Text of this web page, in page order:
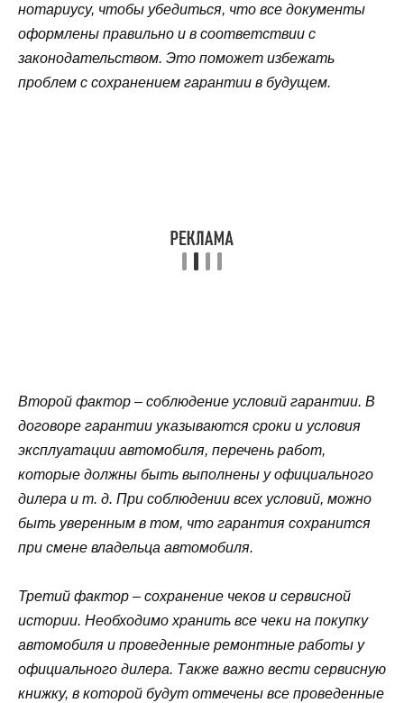
нотариусу, чтобы убедиться, что все документы
оформлены правильно и в соответствии с
законодательством. Это поможет избежать
проблем с сохранением гарантии в будущем.
Второй фактор – соблюдение условий гарантии. В
договоре гарантии указываются сроки и условия
эксплуатации автомобиля, перечень работ,
которые должны быть выполнены у официального
дилера и т. д. При соблюдении всех условий, можно
быть уверенным в том, что гарантия сохранится
при смене владельца автомобиля.
Третий фактор – сохранение чеков и сервисной
истории. Необходимо хранить все чеки на покупку
автомобиля и проведенные ремонтные работы у
официального дилера. Также важно вести сервисную
книжку, в которой будут отмечены все проведенные